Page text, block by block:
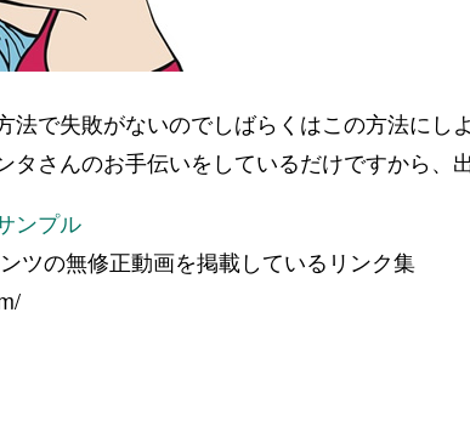
法で失敗がないのでしばらくはこの方法にし
タさんのお手伝いをしているだけですから、
ンプル
ツの無修正動画を掲載しているリンク集